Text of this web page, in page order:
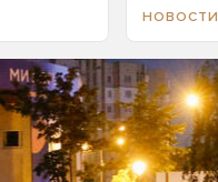
НОВОСТИ